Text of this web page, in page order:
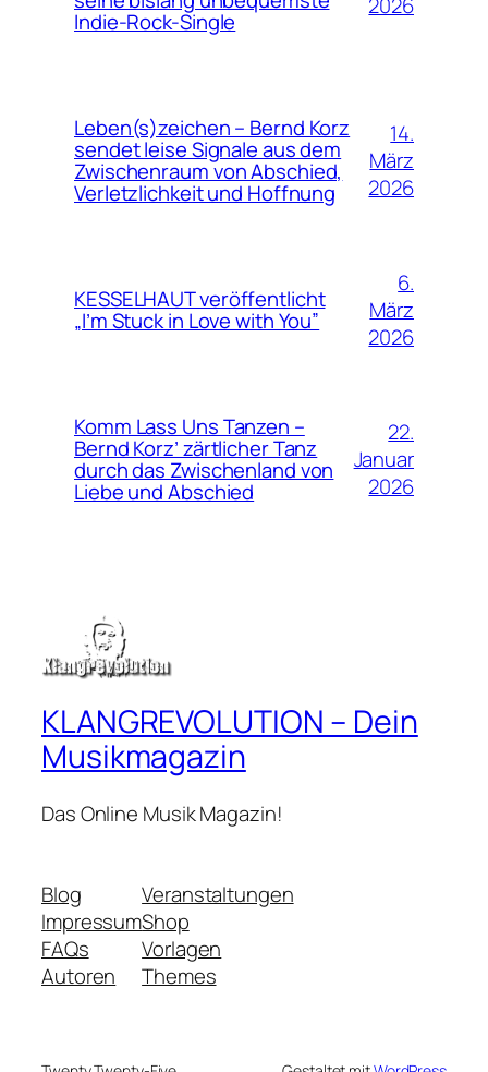
Indie-Rock-Single
Leben(s)zeichen – Bernd Korz
sendet leise Signale aus dem
Zwischenraum von Abschied,
Verletzlichkeit und Hoffnung
14.
März
2026
KESSELHAUT veröffentlicht
„I’m Stuck in Love with You”
6.
März
2026
Komm Lass Uns Tanzen –
Bernd Korz’ zärtlicher Tanz
durch das Zwischenland von
Liebe und Abschied
22.
Januar
2026
KLANGREVOLUTION – Dein
Musikmagazin
Das Online Musik Magazin!
Blog
Impressum
FAQs
Autoren
Veranstaltungen
Shop
Vorlagen
Themes